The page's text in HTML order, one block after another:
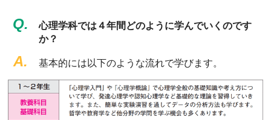
Q.
心理学科では４年間どのように学んでいくのです
か？
A. 基本的には以下のような流れで学びます。